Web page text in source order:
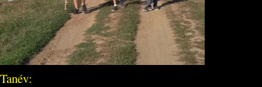
Tanév: